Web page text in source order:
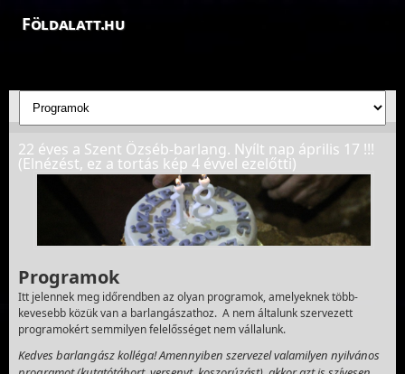
Földalatt.hu
Felfedezések a föld alatt - feltáró barlangkutatások
22 éves a Szent Özséb-barlang. Nyílt nap április 17 !!!
(Elnézést, ez a tortás kép 4 évvel ezelőtti)
Programok
Itt jelennek meg időrendben az olyan programok, amelyeknek több-
kevesebb közük van a barlangászathoz. A nem általunk szervezett
programokért semmilyen felelősséget nem vállalunk.
Kedves barlangász kolléga! Amennyiben szervezel valamilyen nyilvános